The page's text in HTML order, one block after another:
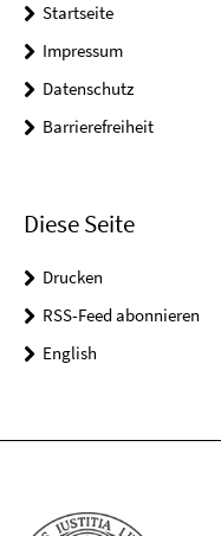
Startseite
Impressum
Datenschutz
Barrierefreiheit
Diese Seite
Drucken
RSS-Feed abonnieren
English